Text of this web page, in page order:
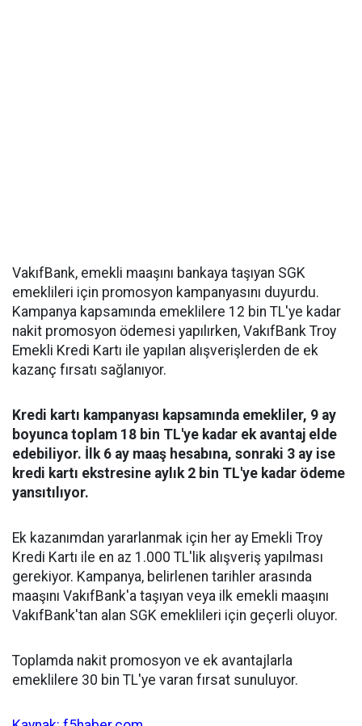
VakıfBank, emekli maaşını bankaya taşıyan SGK
emeklileri için promosyon kampanyasını duyurdu.
Kampanya kapsamında emeklilere 12 bin TL'ye kadar
nakit promosyon ödemesi yapılırken, VakıfBank Troy
Emekli Kredi Kartı ile yapılan alışverişlerden de ek
kazanç fırsatı sağlanıyor.
Kredi kartı kampanyası kapsamında emekliler, 9 ay
boyunca toplam 18 bin TL'ye kadar ek avantaj elde
edebiliyor. İlk 6 ay maaş hesabına, sonraki 3 ay ise
kredi kartı ekstresine aylık 2 bin TL'ye kadar ödeme
yansıtılıyor.
Ek kazanımdan yararlanmak için her ay Emekli Troy
Kredi Kartı ile en az 1.000 TL'lik alışveriş yapılması
gerekiyor. Kampanya, belirlenen tarihler arasında
maaşını VakıfBank'a taşıyan veya ilk emekli maaşını
VakıfBank'tan alan SGK emeklileri için geçerli oluyor.
Toplamda nakit promosyon ve ek avantajlarla
emeklilere 30 bin TL'ye varan fırsat sunuluyor.